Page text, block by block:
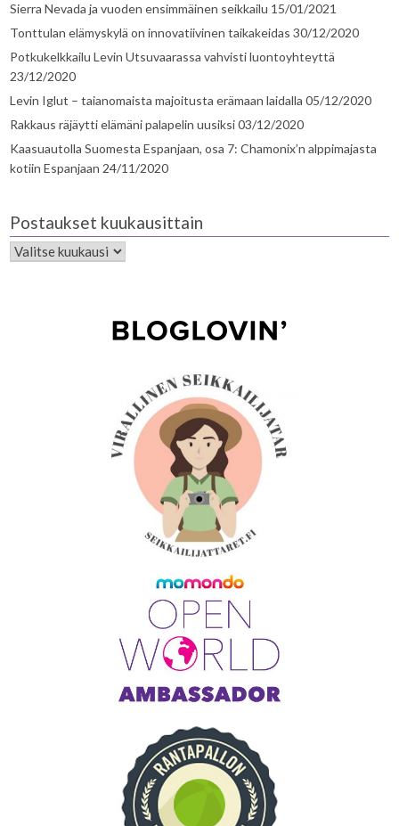
Sierra Nevada ja vuoden ensimmäinen seikkailu 15/01/2021
Tonttulan elämyskylä on innovatiivinen taikakeidas 30/12/2020
Potkukelkkailu Levin Utsuvaarassa vahvisti luontoyhteyttä
23/12/2020
Levin Iglut – taianomaista majoitusta erämaan laidalla 05/12/2020
Rakkaus räjäytti elämäni palapelin uusiksi03/12/2020
Kaasuautolla Suomesta Espanjaan, osa 7: Chamonix’n alppimajasta
kotiin Espanjaan 24/11/2020
Postaukset kuukausittain